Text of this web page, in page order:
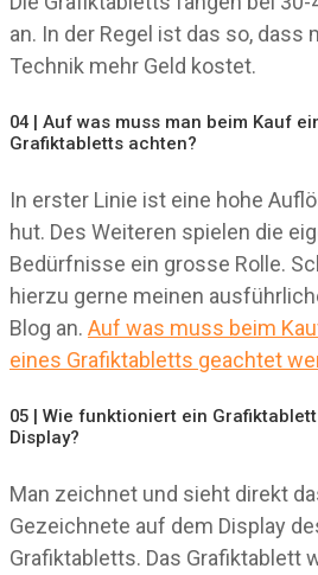
an. In der Regel ist das so, dass
Technik mehr Geld kostet.
04 | Auf was muss man beim Kauf
Grafiktabletts achten?
In erster Linie ist eine hohe
hut. Des Weiteren spielen die
Bedürfnisse ein grosse Rolle.
hierzu gerne meinen
Blog an. Auf was muss beim
eines Grafiktabletts geachtet
05 | Wie funktioniert ein
Display?
Man zeichnet und sieht direkt
Gezeichnete auf dem Display
Grafiktabletts. Das Grafiktablett